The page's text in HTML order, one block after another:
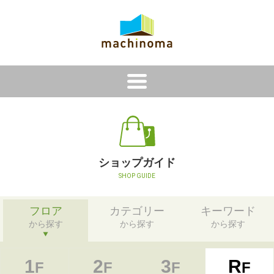
ショップガイド
SHOP GUIDE
フロア
から探す
カテゴリー
から探す
キーワード
から探す
1F 2F 3F RF